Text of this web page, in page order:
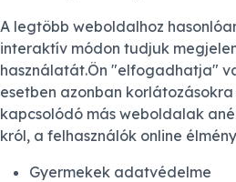
A legtöbb weboldalhoz
interaktív módon tudjuk
használatát.Ön "elfogadhatja"
esetben azonban
kapcsolódó más weboldalak
król, a felhasználók online
Gyermekek adatvédelme